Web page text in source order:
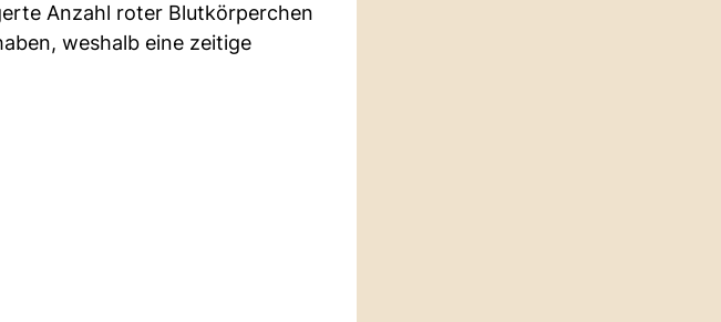
Anzahl roter Blutkörperchen
weshalb eine zeitige